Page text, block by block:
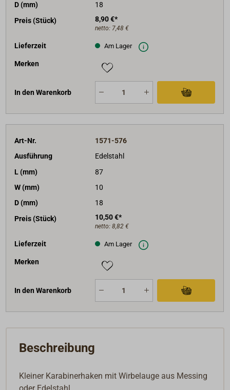
D (mm)
18
Preis (Stück)
8,90 €*
netto: 7,48 €
Lieferzeit Am Lager
Merken
In den Warenkorb
Art-Nr.
1571-576
Ausführung
Edelstahl
L (mm)
87
W (mm)
10
D (mm)
18
Preis (Stück)
10,50 €*
netto: 8,82 €
Lieferzeit Am Lager
Merken
In den Warenkorb
Beschreibung
Kleiner Karabinerhaken mit Wirbelauge aus Messing
oder Edelstahl.